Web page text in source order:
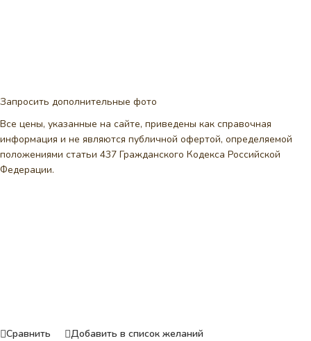
Запросить дополнительные фото
Все цены, указанные на сайте, приведены как справочная
информация и не являются публичной офертой, определяемой
положениями статьи 437 Гражданского Кодекса Российской
Федерации.
Сравнить Добавить в список желаний